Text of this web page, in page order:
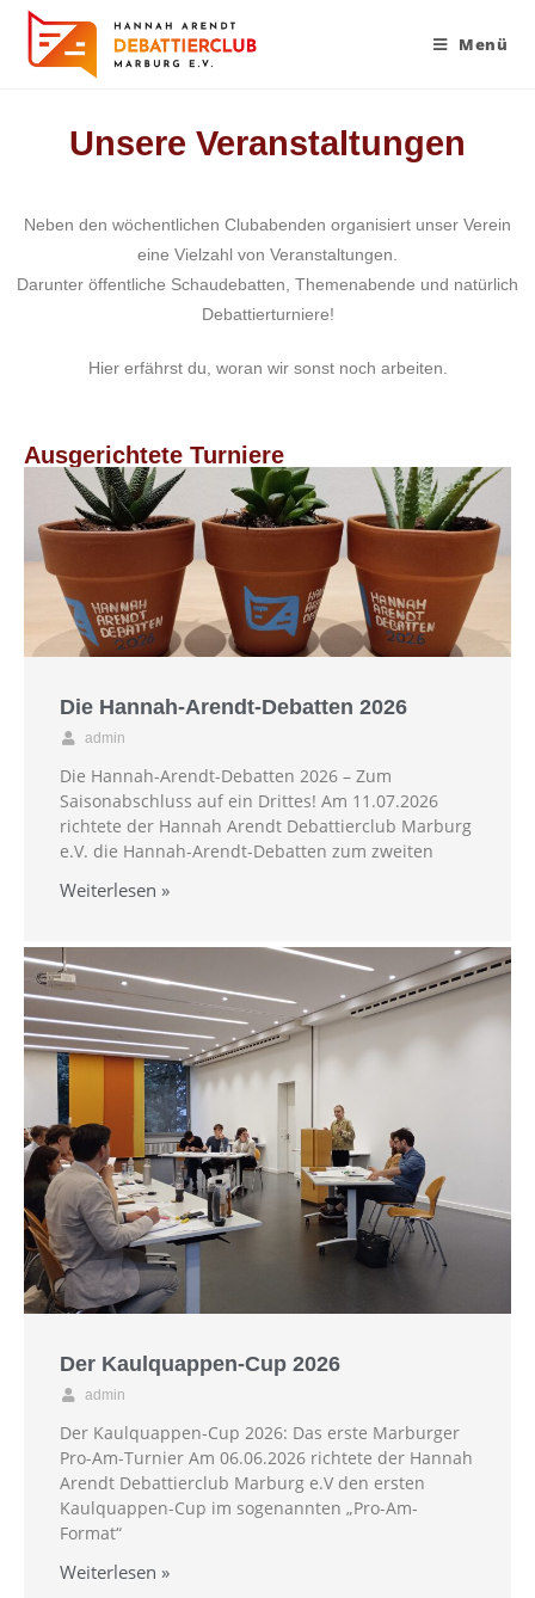
Menü
Unsere Veranstaltungen
Neben den wöchentlichen Clubabenden organisiert unser Verein
eine Vielzahl von Veranstaltungen.
Darunter öffentliche Schaudebatten, Themenabende und natürlich
Debattierturniere!
Hier erfährst du, woran wir sonst noch arbeiten.
Ausgerichtete Turniere
Die Hannah-Arendt-Debatten 2026
admin
Die Hannah-Arendt-Debatten 2026 – Zum
Saisonabschluss auf ein Drittes! Am 11.07.2026
richtete der Hannah Arendt Debattierclub Marburg
e.V. die Hannah-Arendt-Debatten zum zweiten
Weiterlesen »
Der Kaulquappen-Cup 2026
admin
Der Kaulquappen-Cup 2026: Das erste Marburger
Pro-Am-Turnier Am 06.06.2026 richtete der Hannah
Arendt Debattierclub Marburg e.V den ersten
Kaulquappen-Cup im sogenannten „Pro-Am-
Format“
Weiterlesen »